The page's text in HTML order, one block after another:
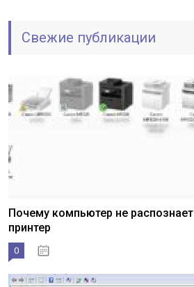
Свежие публикации
Почему компьютер не распознает
принтер
0